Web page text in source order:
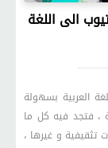
الى اللغة
العربية بسهولة
، فتجد فيه كل ما
تثقيفية و غيرها ،